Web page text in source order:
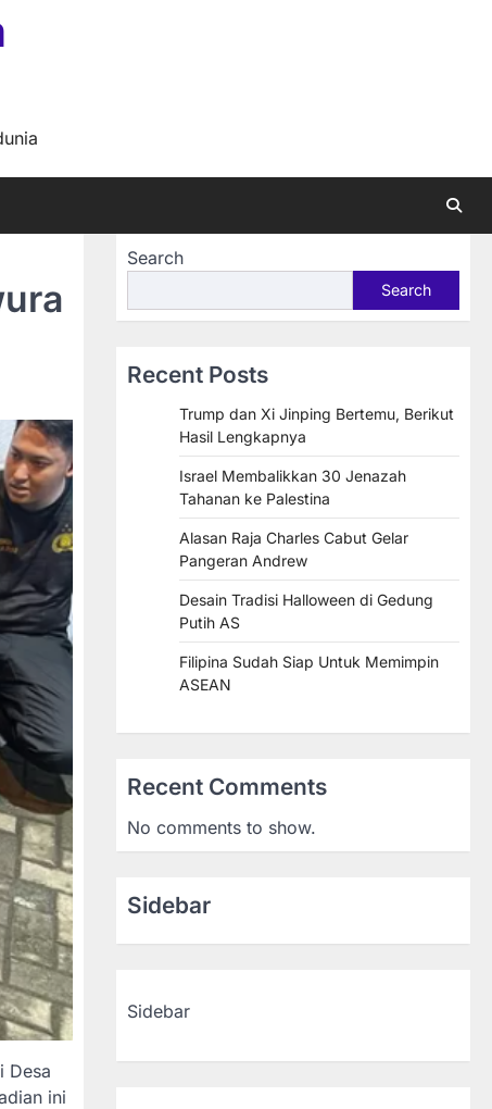
Desa
ini
Search
Search
Recent Posts
Trump dan Xi Jinping Bertemu, Berikut
Hasil Lengkapnya
Israel Membalikkan 30 Jenazah
Tahanan ke Palestina
Alasan Raja Charles Cabut Gelar
Pangeran Andrew
Desain Tradisi Halloween di Gedung
Putih AS
Filipina Sudah Siap Untuk Memimpin
ASEAN
Recent Comments
No comments to show.
Sidebar
Sidebar